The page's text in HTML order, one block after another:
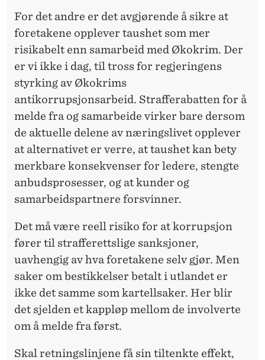
For det andre er det avgjørende å sikre at
foretakene opplever taushet som mer
risikabelt enn samarbeid med Økokrim. Der
er vi ikke i dag, til tross for regjeringens
styrking av Økokrims
antikorrupsjonsarbeid. Strafferabatten for å
melde fra og samarbeide virker bare dersom
de aktuelle delene av næringslivet opplever
at alternativet er verre, at taushet kan bety
merkbare konsekvenser for ledere, stengte
anbudsprosesser, og at kunder og
samarbeidspartnere forsvinner.
Det må være reell risiko for at korrupsjon
fører til strafferettslige sanksjoner,
uavhengig av hva foretakene selv gjør. Men
saker om bestikkelser betalt i utlandet er
ikke det samme som kartellsaker. Her blir
det sjelden et kappløp mellom de involverte
om å melde fra først.
Skal retningslinjene få sin tiltenkte effekt,